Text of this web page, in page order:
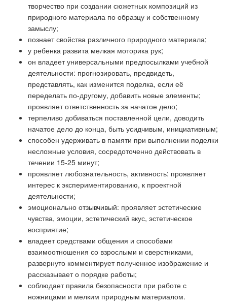
творчество при создании сюжетных композиций из
природного материала по образцу и собственному
замыслу;
познает свойства различного природного материала;
у ребенка развита мелкая моторика рук;
он владеет универсальными предпосылками учебной
деятельности: прогнозировать, предвидеть,
представлять, как изменится поделка, если её
переделать по-другому, добавить новые элементы;
проявляет ответственность за начатое дело;
терпеливо добиваться поставленной цели, доводить
начатое дело до конца, быть усидчивым, инициативным;
способен удерживать в памяти при выполнении поделки
несложные условия, сосредоточенно действовать в
течении 15-25 минут;
проявляет любознательность, активность: проявляет
интерес к экспериментированию, к проектной
деятельности;
эмоционально отзывчивый: проявляет эстетические
чувства, эмоции, эстетический вкус, эстетическое
восприятие;
владеет средствами общения и способами
взаимоотношения со взрослыми и сверстниками,
развернуто комментирует полученное изображение и
рассказывает о порядке работы;
соблюдает правила безопасности при работе с
ножницами и мелким природным материалом.